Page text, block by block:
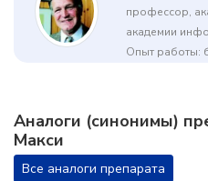
профессор,
академии
Опыт работы:
Аналоги (синонимы)
Макси
Все аналоги препарата